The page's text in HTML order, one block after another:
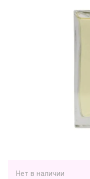
Нет в наличии